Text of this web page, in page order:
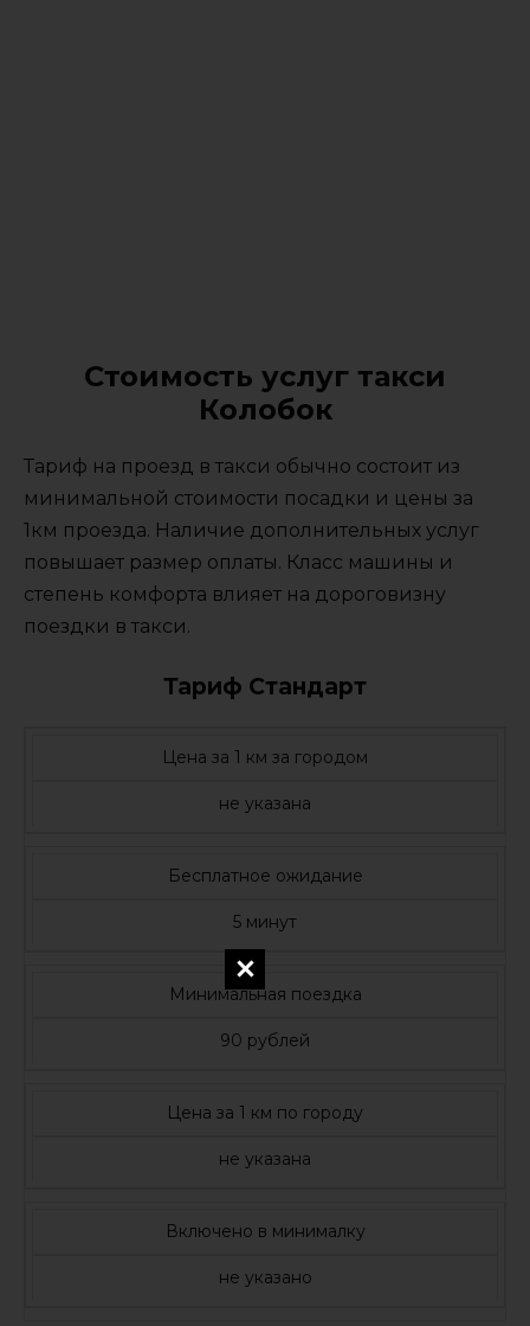
Стоимость услуг такси
Колобок
Тариф на проезд в такси обычно состоит из
минимальной стоимости посадки и цены за
1км проезда. Наличие дополнительных услуг
повышает размер оплаты. Класс машины и
степень комфорта влияет на дороговизну
поездки в такси.
Тариф Стандарт
Цена за 1 км за городом
не указана
Бесплатное ожидание
5 минут
Минимальная поездка
90 рублей
Цена за 1 км по городу
не указана
Включено в минималку
не указано